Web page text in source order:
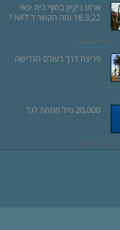
ארוע ניקיון בחוף בית ינאי
18.3.22 ומה הקשר ל NFT ?
מרץ 8, 2022
פריצת דרך בעולם הגלישה
20,000 מיל מתחת לגל
דצמבר 13, 2019